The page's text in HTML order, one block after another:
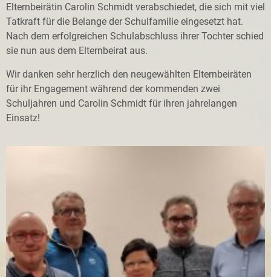
Elternbeirätin Carolin Schmidt verabschiedet, die sich mit viel
Tatkraft für die Belange der Schulfamilie eingesetzt hat.
Nach dem erfolgreichen Schulabschluss ihrer Tochter schied
sie nun aus dem Elternbeirat aus.
Wir danken sehr herzlich den neugewählten Elternbeiräten
für ihr Engagement während der kommenden zwei
Schuljahren und Carolin Schmidt für ihren jahrelangen
Einsatz!